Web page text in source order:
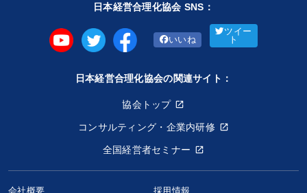
日本経営合理化協会 SNS：
いいね
ツイー
ト
日本経営合理化協会の関連サイト：
協会トップ
コンサルティング・企業内研修
全国経営者セミナー
会社概要 採用情報